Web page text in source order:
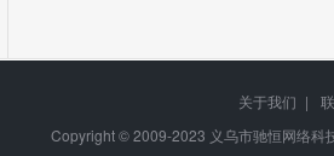
关于我们 |
Copyright © 2009-2023 义乌市驰恒网络科